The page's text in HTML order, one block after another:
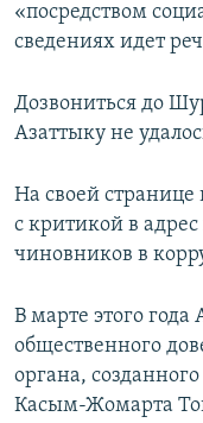
«посредством
сведениях идет
Дозвониться до
Азаттыку не
На своей странице
с критикой в
чиновников в
В марте этого
общественного
органа,
Касым-Жомарта